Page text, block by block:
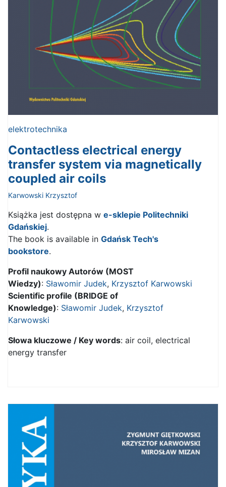
elektrotechnika
Contactless electrical energy
transfer system via magnetically
coupled air coils
Karwowski Krzysztof
Książka jest dostępna w e-sklepie Politechniki
Gdańskiej.
The book is available in Gdańsk Tech's
bookstore.
Profil naukowy Autorów (MOST
Wiedzy): Sławomir Judek, Krzysztof Karwowski
Scientific profile (BRIDGE of
Knowledge): Sławomir Judek, Krzysztof
Karwowski
Słowa kluczowe / Key words: air coil, electrical
energy transfer